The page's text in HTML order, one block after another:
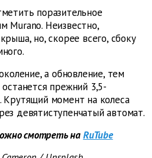
поразительное
Murano. Неизвестно,
но, скорее всего, сбоку
а обновление, тем
прежний 3,5-
Крутящий момент на колеса
девятиступенчатый автомат.
смотреть наRuTube